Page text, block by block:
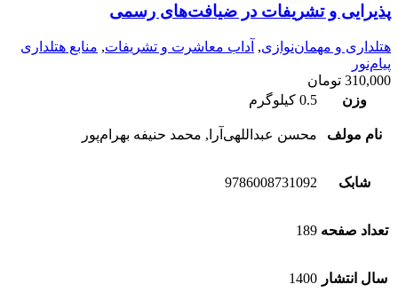
پذیرایی و تشریفات در ضیافت‌های رسمی
هتلداری و مهمان‌نوازی, آداب معاشرت و تشریفات, منابع هتلداری
پیام‌نور
310,000 تومان
وزن
0.5 کیلوگرم
نام مولف محسن عبداللهی‌آرا, محمد حنیفه بهرام‌پور
شابک 9786008731092
تعداد صفحه 189
سال انتشار 1400